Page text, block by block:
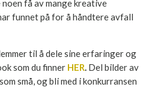
vi å ta bilen for tømming av
et sosialt samlingspunkt der
få av mange kreative
funnet på for å håndtere